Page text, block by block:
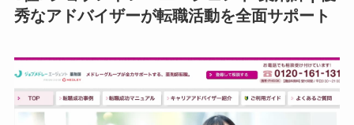
秀なアドバイザーが転職活動を全面サポート